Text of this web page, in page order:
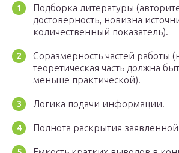
Подборка литературы
достоверность, новизна
количественный показатель).
Соразмерность частей работы
теоретическая часть должна
меньше практической).
Логика подачи информации.
Полнота раскрытия